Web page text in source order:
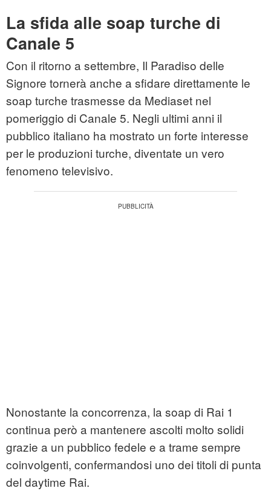
La sfida alle soap turche di
Canale 5
Con il ritorno a settembre, Il Paradiso delle
Signore tornerà anche a sfidare direttamente le
soap turche trasmesse da Mediaset nel
pomeriggio di Canale 5. Negli ultimi anni il
pubblico italiano ha mostrato un forte interesse
per le produzioni turche, diventate un vero
fenomeno televisivo.
Nonostante la concorrenza, la soap di Rai 1
continua però a mantenere ascolti molto solidi
grazie a un pubblico fedele e a trame sempre
coinvolgenti, confermandosi uno dei titoli di punta
del daytime Rai.